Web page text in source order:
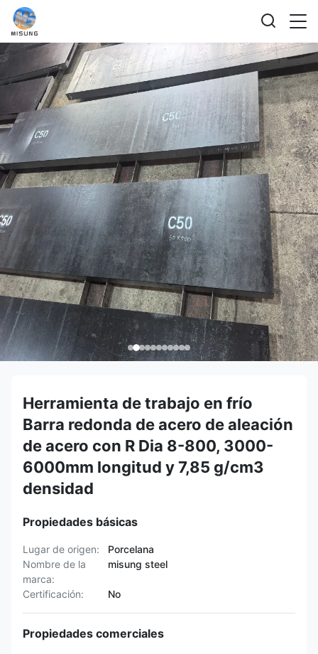
Herramienta de trabajo en frío
Barra redonda de acero de aleación
de acero con R Dia 8-800, 3000-
6000mm longitud y 7,85 g/cm3
densidad
Propiedades básicas
Lugar de origen:
Porcelana
Nombre de la
marca:
misung steel
Certificación: No
Propiedades comerciales